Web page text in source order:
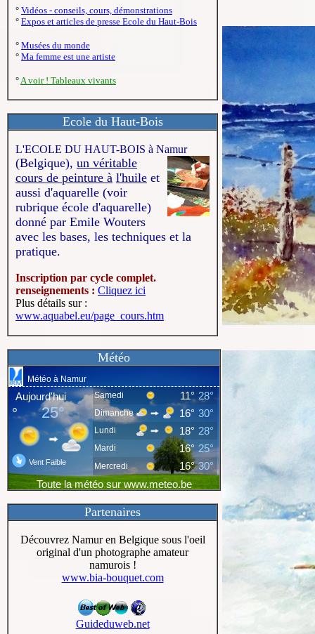
° Vidéos - conseils, cours, démonstrations
° Expos et articles de presse Ecole du Haut-Bois
° Musées du monde
° Ma femme est une artiste
°A voir ! Tableaux vivants
Ecole du Haut-Bois
L'ECOLE DU HAUT-BOIS à Namur
(Belgique), un véritable
cours de peinture à l'huile et
aussi d'aquarelle (voir
rubrique école d'aquarelle)
donné par Emile Wouters
avec les bases, les techniques et la
pratique.
Inscription par cycle complet.
renseignements : Cliquez ici
Plus détails sur :
www.aquabel.eu/page_cours.htm
Météo
Partenaires
Découvrez Namur en Belgique sous l'oeil
original d'un photographe amateur
namurois !
www.bia-bouquet.com
Guideduweb.net